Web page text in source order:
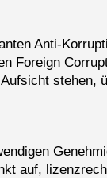
Anti-
Foreign
stehen,
auf,